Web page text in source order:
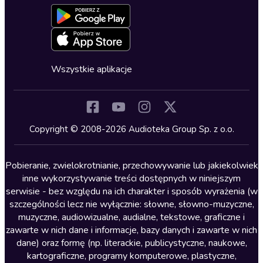
Dla młodzieży
Kryminały
Lektury szkolne
Literatura anglojęzyczna
Literatura faktu
Literatura obyczajowa
Literatura piękna obca
Literatura piękna polska
Formularz zgłaszania nielegalnych treści
Deklaracja dostępności
Oferta dla firm i bibliotek
Blog
Zapowiedzi
Cykle audiobooków
Wszystkie aplikacje
Copyright © 2008-2026 Audioteka Group Sp. z o.o.
Pobieranie, zwielokrotnianie, przechowywanie lub jakiekolwiek
inne wykorzystywanie treści dostępnych w niniejszym
serwisie - bez względu na ich charakter i sposób wyrażenia (w
szczególności lecz nie wyłącznie: słowne, słowno-muzyczne,
muzyczne, audiowizualne, audialne, tekstowe, graficzne i
zawarte w nich dane i informacje, bazy danych i zawarte w nich
dane) oraz formę (np. literackie, publicystyczne, naukowe,
kartograficzne, programy komputerowe, plastyczne,